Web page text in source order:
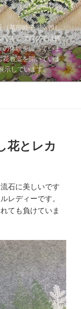
（草部睦子主宰押し
です。ブログでは押
の体験を綴っていま
花教室を開いていま
示しています。
花とレカ
石に美しいです
レディーです。
ても負けていま